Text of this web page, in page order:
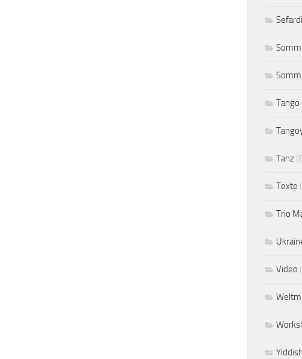
Tango
Tanz
Texte
Trio
Video